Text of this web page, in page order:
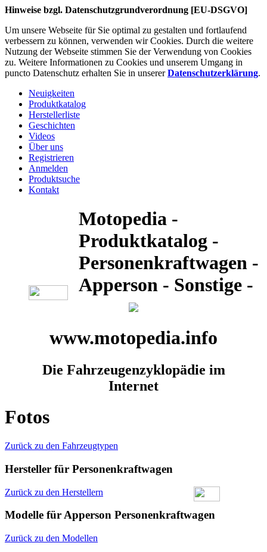
Hinweise bzgl. Datenschutzgrundverordnung [EU-DSGVO]
Um unsere Webseite für Sie optimal zu gestalten und fortlaufend
verbessern zu können, verwenden wir Cookies. Durch die weitere
Nutzung der Webseite stimmen Sie der Verwendung von Cookies
zu. Weitere Informationen zu Cookies und unserem Umgang in
puncto Datenschutz erhalten Sie in unsererDatenschutzerklärung.
Neuigkeiten
Produktkatalog
Herstellerliste
Geschichten
Videos
Über uns
Registrieren
Anmelden
Produktsuche
Kontakt
www.motopedia.info
Die Fahrzeugenzyklopädie im
Internet
Motopedia -
Produktkatalog -
Personenkraftwagen -
Apperson - Sonstige -
Fotos
Zurück zu den Fahrzeugtypen
Hersteller für Personenkraftwagen
Zurück zu den Herstellern
Modelle für Apperson Personenkraftwagen
Zurück zu den Modellen